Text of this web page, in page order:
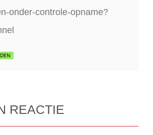
onder-controle-opname?
REACTIE